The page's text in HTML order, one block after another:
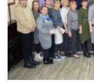
Дома детского
зонального семинара-
педагогические
дополнительного